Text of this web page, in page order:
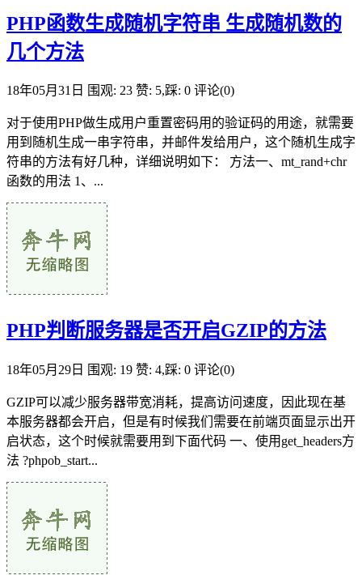
PHP函数生成随机字符串 生成随机数的
几个方法
18年05月31日 围观: 23 赞: 5,踩: 0 评论(0)
对于使用PHP做生成用户重置密码用的验证码的用途，就需要
用到随机生成一串字符串，并邮件发给用户，这个随机生成字
符串的方法有好几种，详细说明如下： 方法一、mt_rand+chr
函数的用法 1、...
PHP判断服务器是否开启GZIP的方法
18年05月29日 围观: 19 赞: 4,踩: 0 评论(0)
GZIP可以减少服务器带宽消耗，提高访问速度，因此现在基
本服务器都会开启，但是有时候我们需要在前端页面显示出开
启状态，这个时候就需要用到下面代码 一、使用get_headers方
法 ?phpob_start...